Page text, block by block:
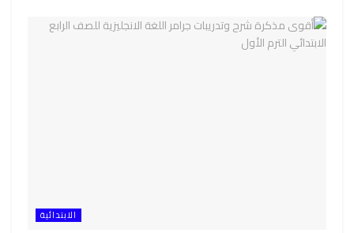
الابتدائية